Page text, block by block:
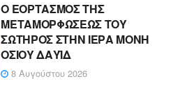
Ο ΕΟΡΤΑΣΜΟΣ ΤΗΣ
ΜΕΤΑΜΟΡΦΩΣΕΩΣ ΤΟΥ
ΣΩΤΗΡΟΣ ΣΤΗΝ ΙΕΡΑ ΜΟΝΗ
ΟΣΙΟΥ ΔΑΥΪΔ
8 Αυγούστου 2026